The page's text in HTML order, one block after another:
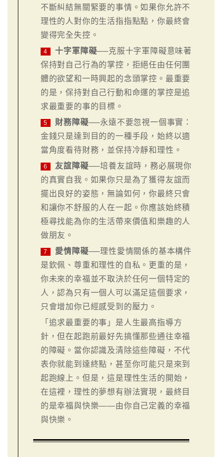
不斷糾結無關緊要的事情。如果你允許不
理性的人對你的生活指指點點，你最終會
變得完全失控。
4 十字軍障礙──克服十字軍障礙意味著
保持對自己行為的掌控，拒絕任由任何團
體的欲望和一時興起的念頭掌控。最重要
的是，保持對自己行動和命運的掌控是追
求最重要的事的目標。
5 財務障礙──永遠不要忽視一個事實：
金錢只是達到目的的一種手段，始終以適
當角度看待財務，並保持冷靜和理性。
6 友誼障礙──培養友誼時，務必展現你
的真實自我。如果你只是為了獲得友誼而
擺出良好的姿態，無論如何，你最終只會
和讓你不舒服的人在一起。你應該始終積
極尋找能為你的生活帶來價值和樂趣的人
做朋友。
7 愛情障礙──理性愛情關係的基本構件
是欽佩、尊重和理性的自私。更重的是，
你未來的幸福並不取決於任何一個特定的
人，認為只有一個人可以滿足這個要求，
只會增加你已經感受到的壓力。
「追求最重要的事」是人生最高指導方
針，但在起跑前最好先搞懂那些通往幸福
的障礙。當你認識及清除這些障礙，不代
表你就能到達終點，甚至你可能只是來到
起跑線上。但是，這是理性生活的開始，
在這裡，理性的夢想有辦法實現，最終目
的是幸福與快樂——由你自己定義的幸福
與快樂。